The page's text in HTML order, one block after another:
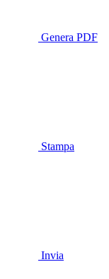
Genera PDF
Stampa
Invia